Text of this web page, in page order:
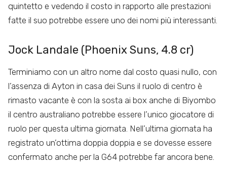
quintetto e vedendo il costo in rapporto alle prestazioni
fatte il suo potrebbe essere uno dei nomi più interessanti.
Jock Landale (Phoenix Suns, 4.8 cr)
Terminiamo con un altro nome dal costo quasi nullo, con
l’assenza di Ayton in casa dei Suns il ruolo di centro è
rimasto vacante è con la sosta ai box anche di Biyombo
il centro australiano potrebbe essere l’unico giocatore di
ruolo per questa ultima giornata. Nell’ultima giornata ha
registrato un’ottima doppia doppia e se dovesse essere
confermato anche per la G64 potrebbe far ancora bene.